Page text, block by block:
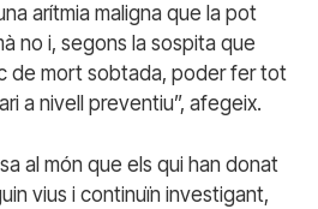
arítmia maligna que la pot
no i, segons la sospita que
de mort sobtada, poder fer tot
a nivell preventiu”, afegeix.
al món que els qui han donat
vius i continuïn investigant,